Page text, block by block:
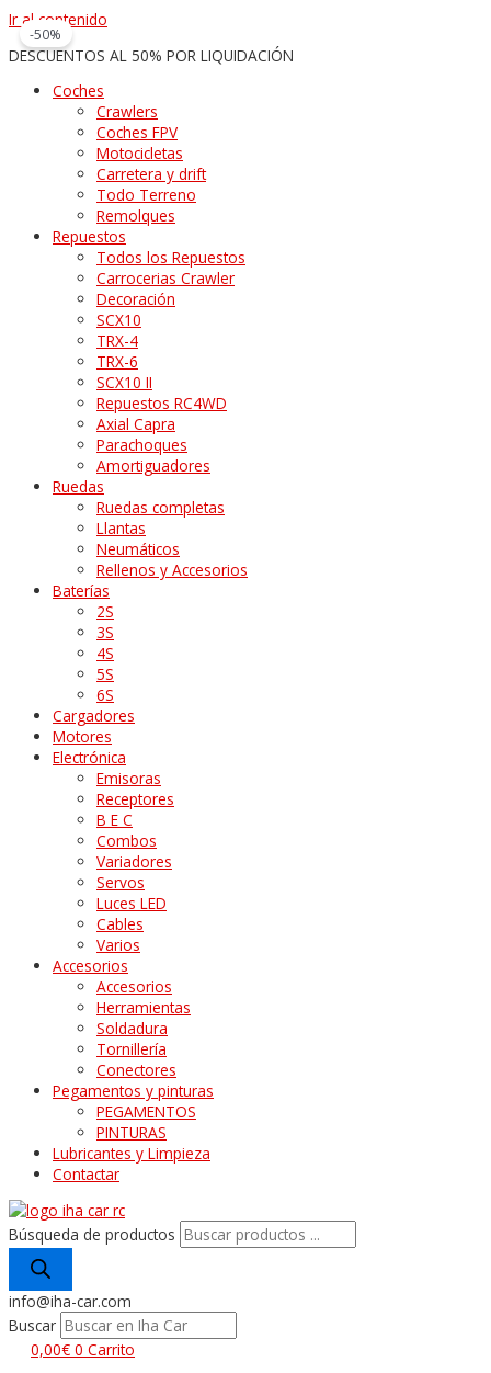
Ir al contenido
DESCUENTOS AL 50% POR LIQUIDACIÓN
Coches
Crawlers
Coches FPV
Motocicletas
Carretera y drift
Todo Terreno
Remolques
Repuestos
Todos los Repuestos
Carrocerias Crawler
Decoración
SCX10
TRX-4
TRX-6
SCX10 II
Repuestos RC4WD
Axial Capra
Parachoques
Amortiguadores
Ruedas
Ruedas completas
Llantas
Neumáticos
Rellenos y Accesorios
Baterías
2S
3S
4S
5S
6S
Cargadores
Motores
Electrónica
Emisoras
Receptores
B E C
Combos
Variadores
Servos
Luces LED
Cables
Varios
Accesorios
Accesorios
Herramientas
Soldadura
Tornillería
Conectores
Pegamentos y pinturas
PEGAMENTOS
PINTURAS
Lubricantes y Limpieza
Contactar
Búsqueda de productos
info@iha-car.com
Buscar
0,00€ 0 Carrito
-50%